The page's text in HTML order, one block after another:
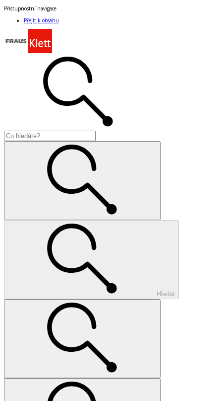
Přístupnostní navigace
Přejít k obsahu
Hledat